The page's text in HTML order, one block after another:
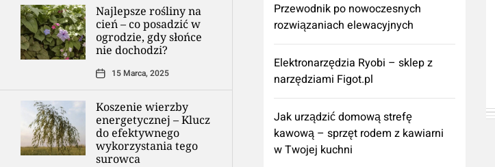
Najlepsze rośliny na
cień – co posadzić w
ogrodzie, gdy słońce
nie dochodzi?
15 Marca, 2025
Koszenie wierzby
energetycznej – Klucz
do efektywnego
wykorzystania tego
surowca
Przewodnik po nowoczesnych
rozwiązaniach elewacyjnych
Elektronarzędzia Ryobi – sklep z
narzędziami Figot.pl
​Jak urządzić domową strefę
kawową – sprzęt rodem z kawiarni
w Twojej kuchni